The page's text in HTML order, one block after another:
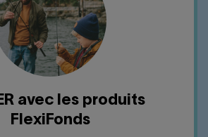
avec les produits
FlexiFonds